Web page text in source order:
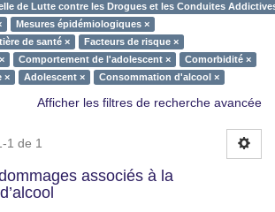
de Lutte contre les Drogues et les Conduites
Mesures épidémiologiques ×
de santé ×
Facteurs de risque ×
Comportement de l'adolescent ×
Comorbidité ×
×
Adolescent × Consommation d'alcool ×
Afficher les filtres de recherche avancée
1 de 1
associés à la